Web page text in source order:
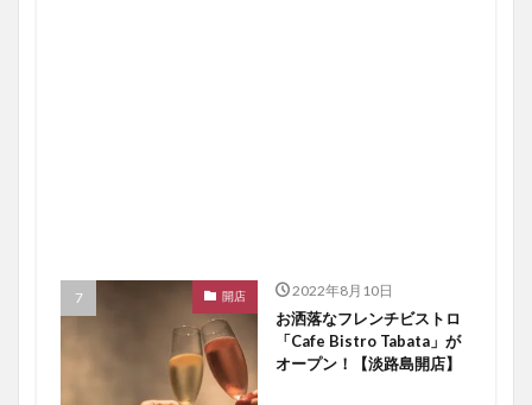
開店 2022年8月10日
お洒落なフレンチビストロ
「Cafe Bistro Tabata」が
オープン！【淡路島開店】